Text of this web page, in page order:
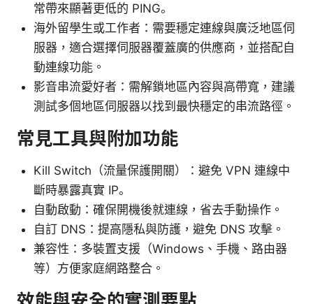
常帶來顯著更低的 PING。
海外留學生或工作者：需要穩定連線與廣泛地區伺
服器，適合選擇伺服器覆蓋廣的供應商，並搭配自
動連線功能。
影音串流愛好者：需解鎖地區內容與高帶寬，建議
測試多個地區伺服器以找到最快穩定的串流路徑。
常見工具與附加功能
Kill Switch（流量保護開關）：避免 VPN 連線中
斷時暴露真實 IP。
自動啟動：確保開機後就連線，省去手動操作。
自訂 DNS：提高隱私與防護，避免 DNS 攻擊。
兼容性：多裝置支援（Windows、手機、路由器
等）方便家庭網路整合。